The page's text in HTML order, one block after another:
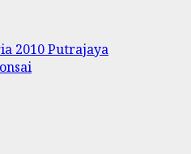
2010 Putrajaya